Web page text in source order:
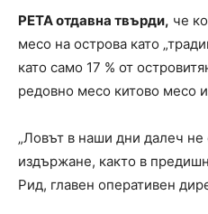
PETA отдавна твърди, че
месо на острова като
като само 17 % от
редовно месо китово месо
„Ловът в наши дни далеч
издържане, както в
Рид, главен оперативен